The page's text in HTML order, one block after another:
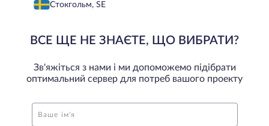
Стокгольм, SE
ВСЕ ЩЕ НЕ ЗНАЄТЕ, ЩО ВИБРАТИ?
Зв'яжіться з нами і ми допоможемо підібрати
оптимальний сервер для потреб вашого проекту
Ваше ім'я